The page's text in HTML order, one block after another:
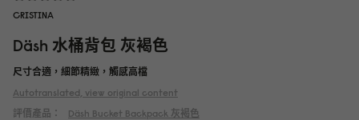
CRISTINA
Däsh 水桶背包 灰褐色
尺寸合適，細節精緻，觸感高檔
Autotranslated, view original content
評價產品：
Däsh Bucket Backpack 灰褐色